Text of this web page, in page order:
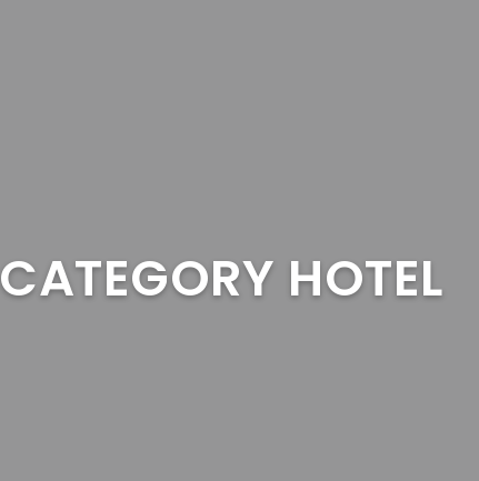
CATEGORY HOTEL